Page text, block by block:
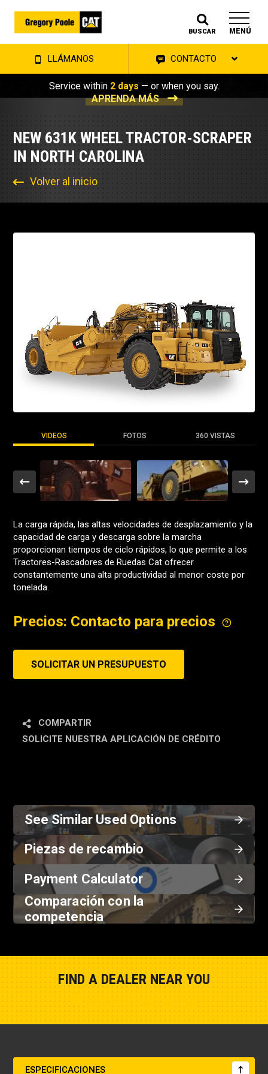
BUSCAR MENÚ
LLÁMANOS CONTACTO
Service within 2 days — or when you say.
APRENDA MÁS
NEW 631K WHEEL TRACTOR-SCRAPER
IN NORTH CAROLINA
Volver al inicio
VIDEOS FOTOS 360 VISTAS
La carga rápida, las altas velocidades de desplazamiento y la
capacidad de carga y descarga sobre la marcha
proporcionan tiempos de ciclo rápidos, lo que permite a los
Tractores-Rascadores de Ruedas Cat ofrecer
constantemente una alta productividad al menor coste por
tonelada.
Precios: Contacto para precios
SOLICITAR UN PRESUPUESTO
COMPARTIR
SOLICITE NUESTRA APLICACIÓN DE CRÉDITO
See Similar Used Options
Piezas de recambio
Payment Calculator
Comparación con la
competencia
FIND A DEALER NEAR YOU
ESPECIFICACIONES